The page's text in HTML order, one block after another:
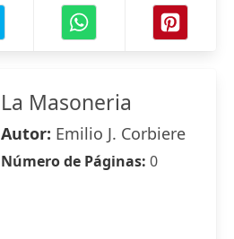
La Masoneria
Autor: Emilio J. Corbiere
Número de Páginas: 0